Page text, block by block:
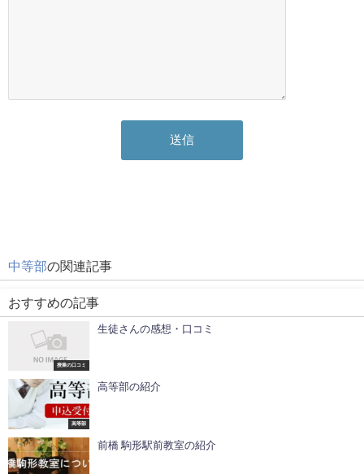
中等部の関連記事
おすすめの記事
授業の口コミ
生徒さんの感想・口コミ
高等部
高等部の紹介
前橋 駒形駅前教室の紹介